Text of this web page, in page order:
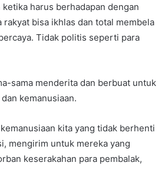
harus berhadapan dengan
bisa ikhlas dan total membela
Tidak politis seperti para
sama menderita dan berbuat untuk
kemanusiaan.
kita yang tidak berhenti
mengirim untuk mereka yang
keserakahan para pembalak,